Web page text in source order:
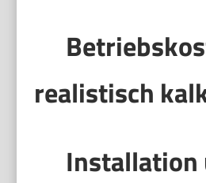
realistisch
Installation